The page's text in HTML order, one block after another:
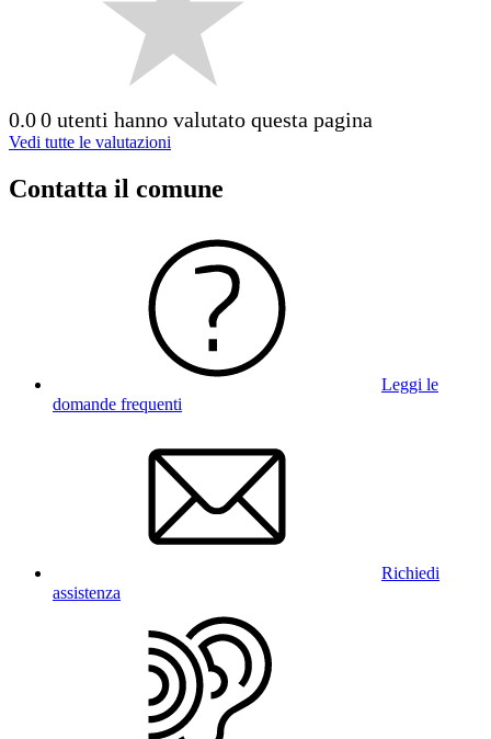
0.00 utenti hanno valutato questa pagina
Vedi tutte le valutazioni
Contatta il comune
Leggi le
domande frequenti
Richiedi
assistenza